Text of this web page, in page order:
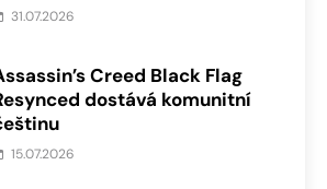
31.07.2026
Creed Black Flag
dostává komunitní
15.07.2026